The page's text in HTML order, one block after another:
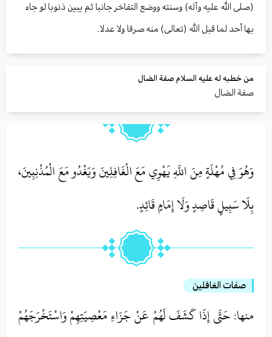
(صلى الله عليه وآله) وسنته ووضع التفاخر جانبا ثم يبين ذنوبا لو جاء
بها أحد لما قبل الله (تعالى) منه صرفا ولا عدلا.
من خطبه له عليه السلام صفة الضال
صفة الضال
وَهُوَ فِي مُهْلَةٍ مِنَ اللَّهِ يَهْوِي مَعَ الْغَافِلِينَ وَيَغْدُو مَعَ الْمُذْنِبِينَ،
بِلَا سَبِيلٍ قَاصِدٍ وَلَا إِمَامٍ قَائِدٍ.
صفات الغافلين
منها: حَتَّى إِذَا كَشَفَ لَهُمْ عَنْ جَزَاءِ مَعْصِيَتِهِمْ وَاسْتَخْرَجَهُمْ